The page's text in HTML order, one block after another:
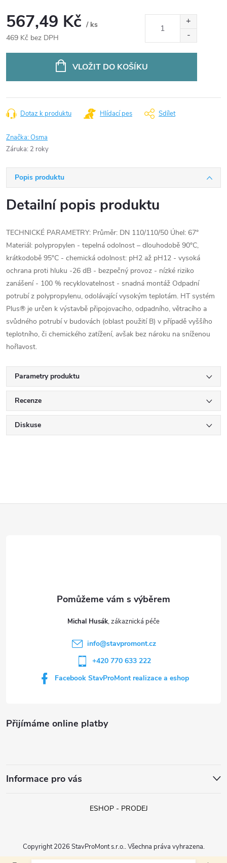
567,49 Kč / ks
469 Kč bez DPH
VLOŽIT DO KOŠÍKU
Dotaz k produktu Hlídací pes Sdílet
Značka:Osma
Záruka: 2 roky
Popis produktu
Detailní popis produktu
TECHNICKÉ PARAMETRY: Průměr: DN 110/110/50 Úhel: 67°
Materiál: polypropylen - tepelná odolnost – dlouhodobě 90°C,
krátkodobě 95°C - chemická odolnost: pH2 až pH12 - vysoká
ochrana proti hluku -26 dB - bezpečný provoz - nízké riziko
zanášení - 100 % recyklovatelnost - snadná montáž Odpadní
potrubí z polypropylenu, odolávající vysokým teplotám. HT systém
Plus® je určen k výstavbě připojovacího, odpadního, větracího a
svůdného potrubí v budovách (oblast použití B) v případě vyššího
teplotního, či chemického zatížení, avšak bez nároku na sníženou
hořlavost.
Parametry produktu
Recenze
Diskuse
Přijímáme online platby
Informace pro vás
Michal Husák
info@stavpromont.cz
+420 770 633 222
Facebook StavProMont realizace a eshop
ESHOP - PRODEJ
Copyright 2026 StavProMont s.r.o.. Všechna práva vyhrazena.